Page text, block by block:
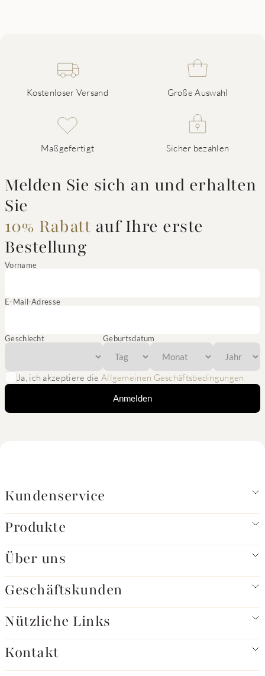
Kostenloser Versand Große Auswahl
Maßgefertigt Sicher bezahlen
Melden Sie sich an und erhalten
Sie
10% Rabatt auf Ihre erste
Bestellung
Vorname
E-Mail-Adresse
Geschlecht Geburtsdatum
Ja, ich akzeptiere die Allgemeinen Geschäftsbedingungen
Anmelden
Kundenservice
Produkte
Über uns
Geschäftskunden
Nützliche Links
Kontakt